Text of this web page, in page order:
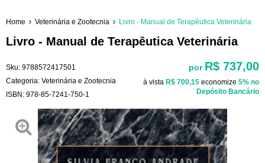
Home Veterinária e Zootecnia Livro - Manual de Terapêutica Veterinária
Livro - Manual de Terapêutica Veterinária
Sku: 9788572417501
Categoria: Veterinária e Zootecnia
ISBN: 978-85-7241-750-1
por R$ 737,00
à vista R$ 700,15 economize 5% no
Depósito Bancário